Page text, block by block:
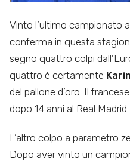
Vinto l’ultimo campionato
conferma in questa
segno quattro colpi
quattro è certamente
del pallone d’oro. Il
dopo 14 anni al Real Madrid.
L’altro colpo a parametro
Dopo aver vinto un